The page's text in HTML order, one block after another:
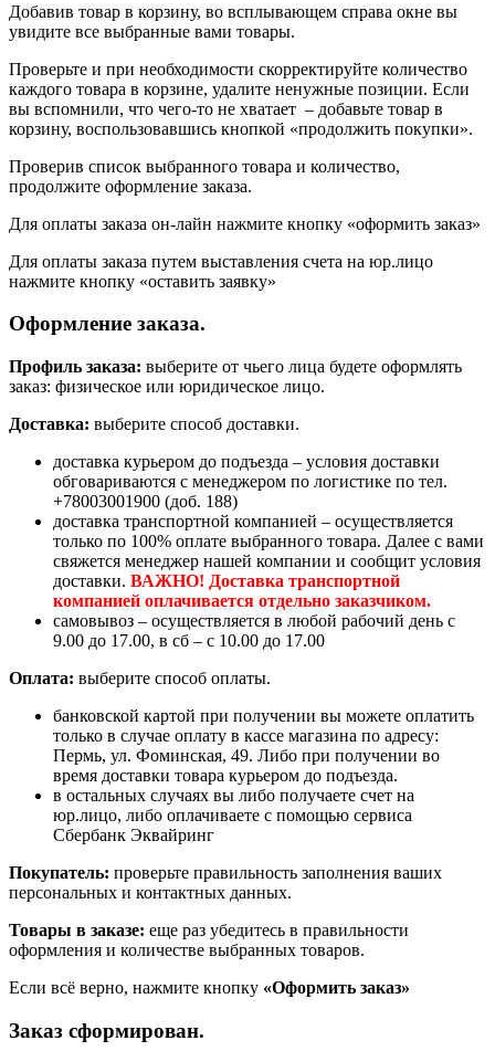
Добавив товар в корзину, во всплывающем справа окне вы
увидите все выбранные вами товары.
Проверьте и при необходимости скорректируйте количество
каждого товара в корзине, удалите ненужные позиции. Если
вы вспомнили, что чего-то не хватает – добавьте товар в
корзину, воспользовавшись кнопкой «продолжить покупки».
Проверив список выбранного товара и количество,
продолжите оформление заказа.
Для оплаты заказа он-лайн нажмите кнопку «оформить заказ»
Для оплаты заказа путем выставления счета на юр.лицо
нажмите кнопку «оставить заявку»
Оформление заказа.
Профиль заказа: выберите от чьего лица будете оформлять
заказ: физическое или юридическое лицо.
Доставка: выберите способ доставки.
доставка курьером до подъезда – условия доставки
обговариваются с менеджером по логистике по тел.
+78003001900 (доб. 188)
доставка транспортной компанией – осуществляется
только по 100% оплате выбранного товара. Далее с вами
свяжется менеджер нашей компании и сообщит условия
доставки. ВАЖНО! Доставка транспортной
компанией оплачивается отдельно заказчиком.
самовывоз – осуществляется в любой рабочий день с
9.00 до 17.00, в сб – с 10.00 до 17.00
Оплата: выберите способ оплаты.
банковской картой при получении вы можете оплатить
только в случае оплату в кассе магазина по адресу:
Пермь, ул. Фоминская, 49. Либо при получении во
время доставки товара курьером до подъезда.
в остальных случаях вы либо получаете счет на
юр.лицо, либо оплачиваете с помощью сервиса
Сбербанк Эквайринг
Покупатель: проверьте правильность заполнения ваших
персональных и контактных данных.
Товары в заказе: еще раз убедитесь в правильности
оформления и количестве выбранных товаров.
Если всё верно, нажмите кнопку «Оформить заказ»
Заказ сформирован.